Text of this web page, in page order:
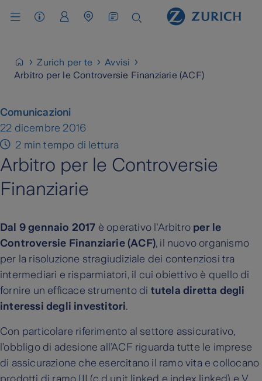
Zurich per te
Avvisi
Arbitro per le Controversie Finanziarie (ACF)
Comunicazioni
22 dicembre 2016
2 min tempo di lettura
Arbitro per le Controversie
Finanziarie
Dal 9 gennaio 2017 è operativo l'Arbitro per le
Controversie Finanziarie (ACF), il nuovo organismo
per la risoluzione stragiudiziale dei contenziosi tra
intermediari e risparmiatori, il cui obiettivo è quello di
fornire un efficace strumento di tutela diretta degli
interessi degli investitori.
Con particolare riferimento al settore assicurativo,
l’obbligo di adesione all’ACF riguarda tutte le imprese
di assicurazione che esercitano il ramo vita e collocano